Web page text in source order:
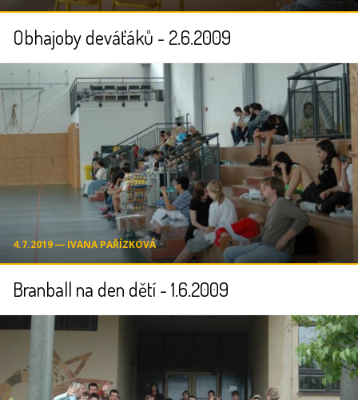
Obhajoby deváťáků - 2.6.2009
4.7.2019 ― IVANA PAŘÍZKOVÁ
Branball na den dětí - 1.6.2009